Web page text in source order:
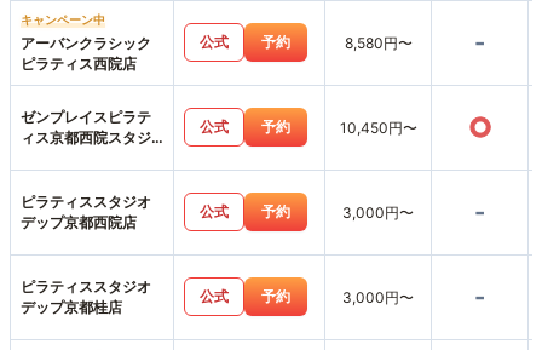
キャンペーン中
アーバンクラシック
ピラティス西院店
公式 予約 8,580円〜 -
ゼンプレイスピラテ
ィス京都西院スタジ
公式 予約 10,450円〜 ○
ピラティススタジオ
デップ京都西院店
公式 予約 3,000円〜 -
ピラティススタジオ
デップ京都桂店
公式 予約 3,000円〜 -